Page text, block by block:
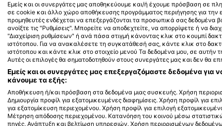
Κέντρα κατάδυσης που
TANK’D PRO DIVE CENTER UTILA,
Tim Hammar
Captain Morgan’s
SANDY BAY, 34201
ΟΝΔΟΥΡΑ
Εμείς και οι συνεργάτες μας αποθηκεύουμε και/ή έχουμε πρόσβαση σε
σε cookie και άλλο χώρο αποθήκευσης προγράμματος περιήγησης για
προμηθευτές ενδέχεται να επεξεργάζονται τα προσωπικά σας δεδομένα
ανοίξτε τις "Ρυθμίσεις". Μπορείτε να αποδεχτείτε, να απορρίψετε ή να
"Διαχείριση ρυθμίσεων" ή ανά πάσα στιγμή κάνοντας κλικ στο κουμπί
ιστότοπου. Για να ανακαλέσετε τη συγκατάθεσή σας, κάντε κλικ στο
ιστότοπου και κάντε κλικ στο στοιχείο μενού Τα δεδομένα μου, σε
Αυτές οι επιλογές θα σηματοδοτηθούν στους συνεργάτες μας και δεν θα
Εμείς και οι συνεργάτες μας επεξεργαζόμαστε δεδομένα για
κάνουμε τα εξής:
Αποθήκευση ή/και πρόσβαση στα δεδομένα μιας συσκευής. Χρήση
Δημιουργία προφίλ για εξατομικευμένες διαφημίσεις. Χρήση προφίλ για
για εξατομίκευση περιεχομένου. Χρήση προφίλ για επιλογή
Μέτρηση απόδοσης περιεχομένου. Κατανόηση του κοινού μέσω
πηγές. Ανάπτυξη και βελτίωση υπηρεσιών. Χρήση περιορισμένων